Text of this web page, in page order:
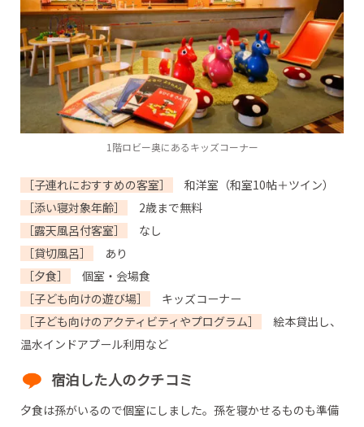
1階ロビー奥にあるキッズコーナー
［子連れにおすすめの客室］
和洋室（和室10帖＋ツイン）
［添い寝対象年齢］
2歳まで無料
［露天風呂付客室］
なし
［貸切風呂］
あり
［夕食］
個室・会場食
［子ども向けの遊び場］
キッズコーナー
［子ども向けのアクティビティやプログラム］
絵本貸出し、
温水インドアプール利用など
宿泊した人のクチコミ
夕食は孫がいるので個室にしました。孫を寝かせるものも準備